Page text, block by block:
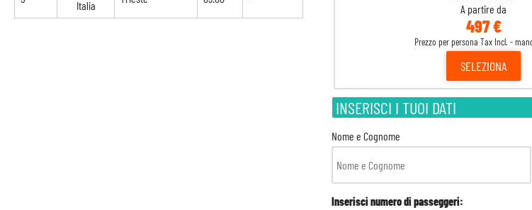
A partire da
497 €
Prezzo per persona Tax Incl. -
SELEZIONA
INSERISCI I TUOI DATI
Nome e Cognome
Inserisci numero di passeggeri:
Italia